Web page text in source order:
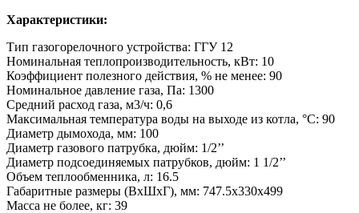
Характеристики:
Тип газогорелочного устройства: ГГУ 12
Номинальная теплопроизводительность, кВт: 10
Коэффициент полезного действия, % не менее: 90
Номинальное давление газа, Па: 1300
Средний расход газа, м3/ч: 0,6
Максимальная температура воды на выходе из котла, °С: 90
Диаметр дымохода, мм: 100
Диаметр газового патрубка, дюйм: 1/2’’
Диаметр подсоединяемых патрубков, дюйм: 1 1/2’’
Объем теплообменника, л: 16.5
Габаритные размеры (ВхШхГ), мм: 747.5х330х499
Масса не более, кг: 39